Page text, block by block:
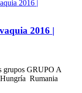
2016 |
grupos GRUPO A
Rumania